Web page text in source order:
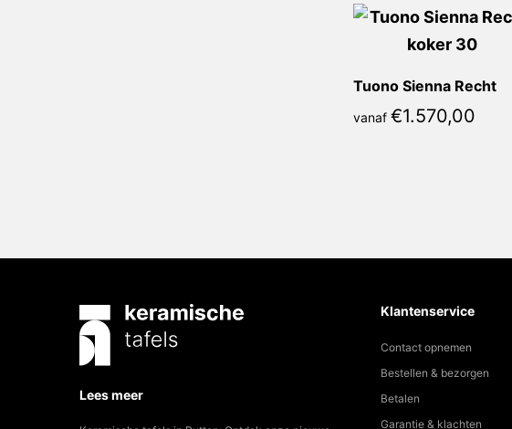
Tuono Sienna Recht
vanaf €1.570,00
Lees meer
Klantenservice
Contact opnemen
Bestellen & bezorgen
Betalen
Garantie & klachten